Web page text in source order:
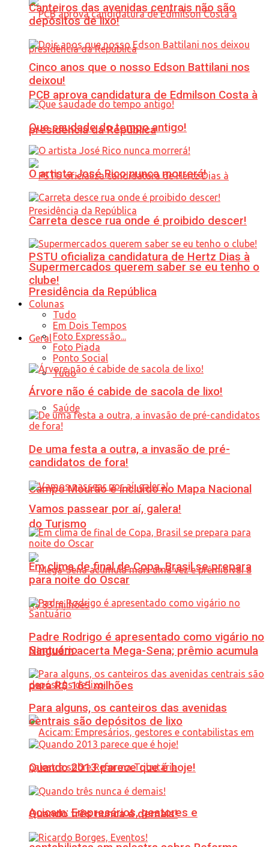
PCB aprova candidatura de Edmilson Costa à
presidência da República
PSTU oficializa candidatura de Hertz Dias à
Presidência da República
Geral
Tudo
Saúde
Campo Mourão é incluído no Mapa Nacional
do Turismo
Ninguém acerta Mega-Sena; prêmio acumula
para R$ 165 milhões
Acicam: Empresários, gestores e
Canteiros das avenidas centrais não são
depósitos de lixo!
Cinco anos que o nosso Edson Battilani nos
deixou!
Que saudade do tempo antigo!
O artista José Rico nunca morrerá!
Carreta desce rua onde é proibido descer!
Supermercados querem saber se eu tenho o
clube!
Colunas
Tudo
Em Dois Tempos
Foto Expressão...
Foto Piada
Ponto Social
Árvore não é cabide de sacola de lixo!
De uma festa a outra, a invasão de pré-
candidatos de fora!
Vamos passear por aí, galera!
Em clima de final de Copa, Brasil se prepara
para noite do Oscar
Padre Rodrigo é apresentado como vigário no
Santuário
Para alguns, os canteiros das avenidas
centrais são depósitos de lixo
Quando 2013 parece que é hoje!
Quando três nunca é demais!